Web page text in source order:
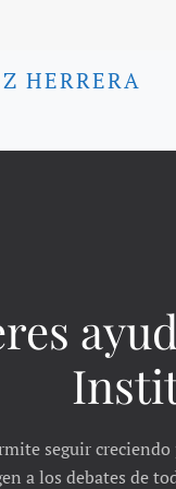
HERRERA
seguir creciendo
a los debates de